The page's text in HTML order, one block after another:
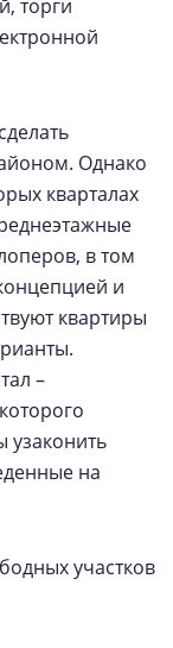
торги
Однако
кварталах
в том
и
квартиры
–
узаконить
на
участков